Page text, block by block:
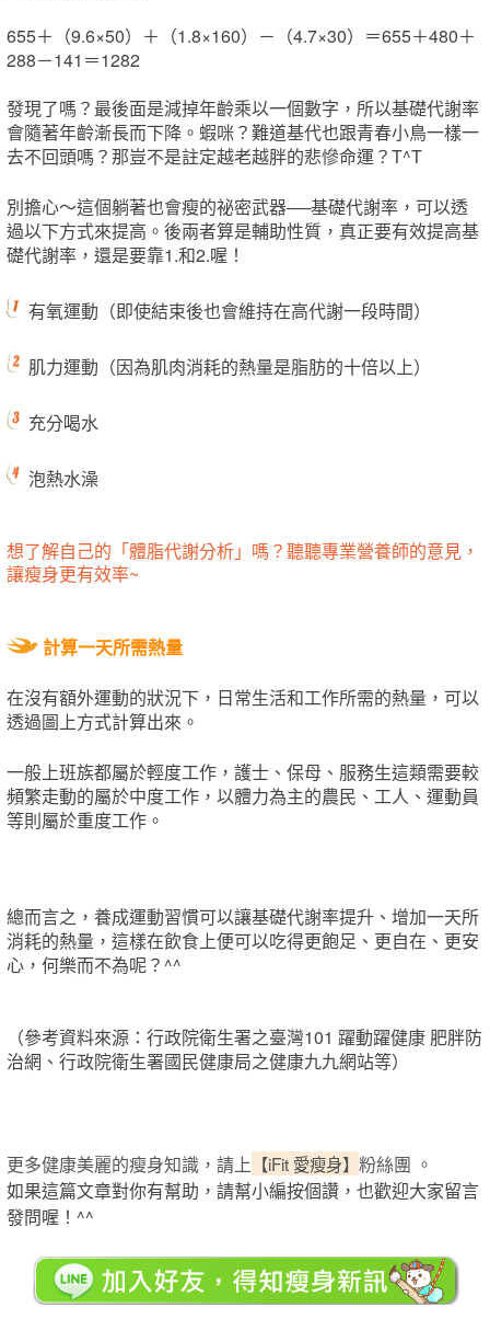
655＋（9.6×50）＋（1.8×160）－（4.7×30）＝655＋480＋
288－141＝1282
發現了嗎？最後面是減掉年齡乘以一個數字，所以基礎代謝率
會隨著年齡漸長而下降。蝦咪？難道基代也跟青春小鳥一樣一
去不回頭嗎？那豈不是註定越老越胖的悲慘命運？T^T
別擔心～這個躺著也會瘦的祕密武器──基礎代謝率，可以透
過以下方式來提高。後兩者算是輔助性質，真正要有效提高基
礎代謝率，還是要靠1.和2.喔！
有氧運動（即使結束後也會維持在高代謝一段時間）
肌力運動（因為肌肉消耗的熱量是脂肪的十倍以上）
充分喝水
泡熱水澡
想了解自己的「體脂代謝分析」嗎？聽聽專業營養師的意見，
讓瘦身更有效率~​
計算一天所需熱量
在沒有額外運動的狀況下，日常生活和工作所需的熱量，可以
透過圖上方式計算出來。
一般上班族都屬於輕度工作，護士、保母、服務生這類需要較
頻繁走動的屬於中度工作，以體力為主的農民、工人、運動員
等則屬於重度工作。
總而言之，養成運動習慣可以讓基礎代謝率提升、增加一天所
消耗的熱量，這樣在飲食上便可以吃得更飽足、更自在、更安
心，何樂而不為呢？^^
（參考資料來源：行政院衛生署之臺灣101 躍動躍健康 肥胖防
治網、行政院衛生署國民健康局之健康九九網站等）
更多健康美麗的瘦身知識，請上 【iFit 愛瘦身】 粉絲團 。
如果這篇文章對你有幫助，請幫小編按個讚，也歡迎大家留言
發問喔！^^